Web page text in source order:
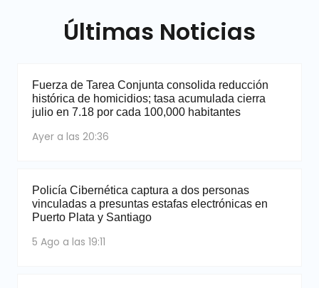
Últimas Noticias
Fuerza de Tarea Conjunta consolida reducción
histórica de homicidios; tasa acumulada cierra
julio en 7.18 por cada 100,000 habitantes
Ayer a las 20:36
Policía Cibernética captura a dos personas
vinculadas a presuntas estafas electrónicas en
Puerto Plata y Santiago
5 Ago a las 19:11